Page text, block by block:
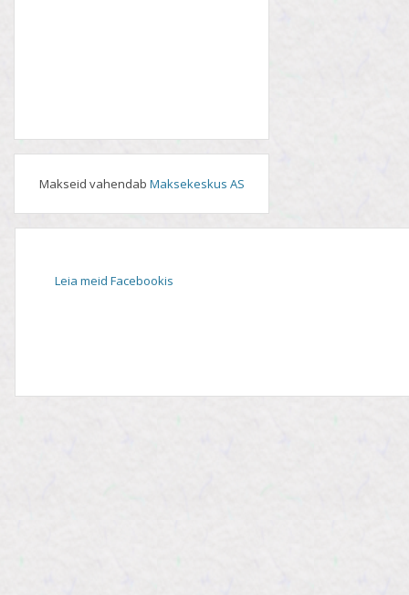
Makseid vahendab Maksekeskus AS
Leia meid Facebookis